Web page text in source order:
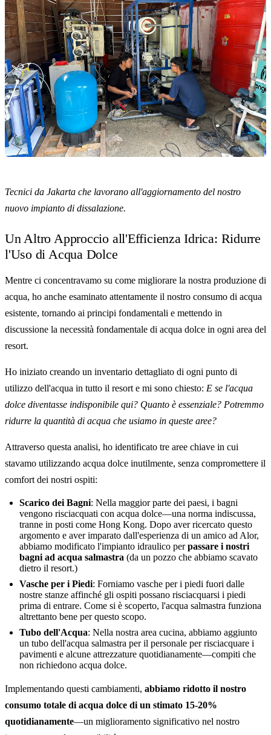
Tecnici da Jakarta che lavorano all'aggiornamento del nostro
nuovo impianto di dissalazione.
Un Altro Approccio all'Efficienza Idrica: Ridurre
l'Uso di Acqua Dolce
Mentre ci concentravamo su come migliorare la nostra produzione di
acqua, ho anche esaminato attentamente il nostro consumo di acqua
esistente, tornando ai principi fondamentali e mettendo in
discussione la necessità fondamentale di acqua dolce in ogni area del
resort.
Ho iniziato creando un inventario dettagliato di ogni punto di
utilizzo dell'acqua in tutto il resort e mi sono chiesto: E se l'acqua
dolce diventasse indisponibile qui? Quanto è essenziale? Potremmo
ridurre la quantità di acqua che usiamo in queste aree?
Attraverso questa analisi, ho identificato tre aree chiave in cui
stavamo utilizzando acqua dolce inutilmente, senza compromettere il
comfort dei nostri ospiti:
Scarico dei Bagni: Nella maggior parte dei paesi, i bagni
vengono risciacquati con acqua dolce—una norma indiscussa,
tranne in posti come Hong Kong. Dopo aver ricercato questo
argomento e aver imparato dall'esperienza di un amico ad Alor,
abbiamo modificato l'impianto idraulico perpassare i nostri
bagni ad acqua salmastra (da un pozzo che abbiamo scavato
dietro il resort.)
Vasche per i Piedi: Forniamo vasche per i piedi fuori dalle
nostre stanze affinché gli ospiti possano risciacquarsi i piedi
prima di entrare. Come si è scoperto, l'acqua salmastra funziona
altrettanto bene per questo scopo.
Tubo dell'Acqua: Nella nostra area cucina, abbiamo aggiunto
un tubo dell'acqua salmastra per il personale per risciacquare i
pavimenti e alcune attrezzature quotidianamente—compiti che
non richiedono acqua dolce.
Implementando questi cambiamenti, abbiamo ridotto il nostro
consumo totale di acqua dolce di un stimato 15-20%
quotidianamente—un miglioramento significativo nel nostro